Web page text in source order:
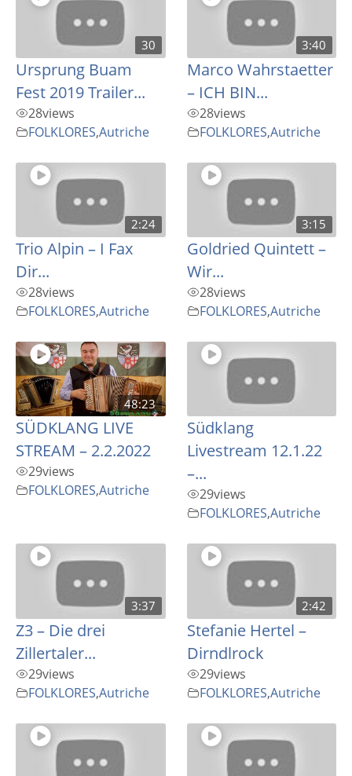
30
Ursprung Buam
Fest 2019 Trailer...
28views
FOLKLORES,Autriche
3:40
Marco Wahrstaetter
– ICH BIN...
28views
FOLKLORES,Autriche
2:24
Trio Alpin – I Fax
Dir...
28views
FOLKLORES,Autriche
3:15
Goldried Quintett –
Wir...
28views
FOLKLORES,Autriche
48:23
SÜDKLANG LIVE
STREAM – 2.2.2022
29views
FOLKLORES,Autriche
Südklang
Livestream 12.1.22
–...
29views
FOLKLORES,Autriche
3:37
Z3 – Die drei
Zillertaler...
29views
FOLKLORES,Autriche
2:42
Stefanie Hertel –
Dirndlrock
29views
FOLKLORES,Autriche